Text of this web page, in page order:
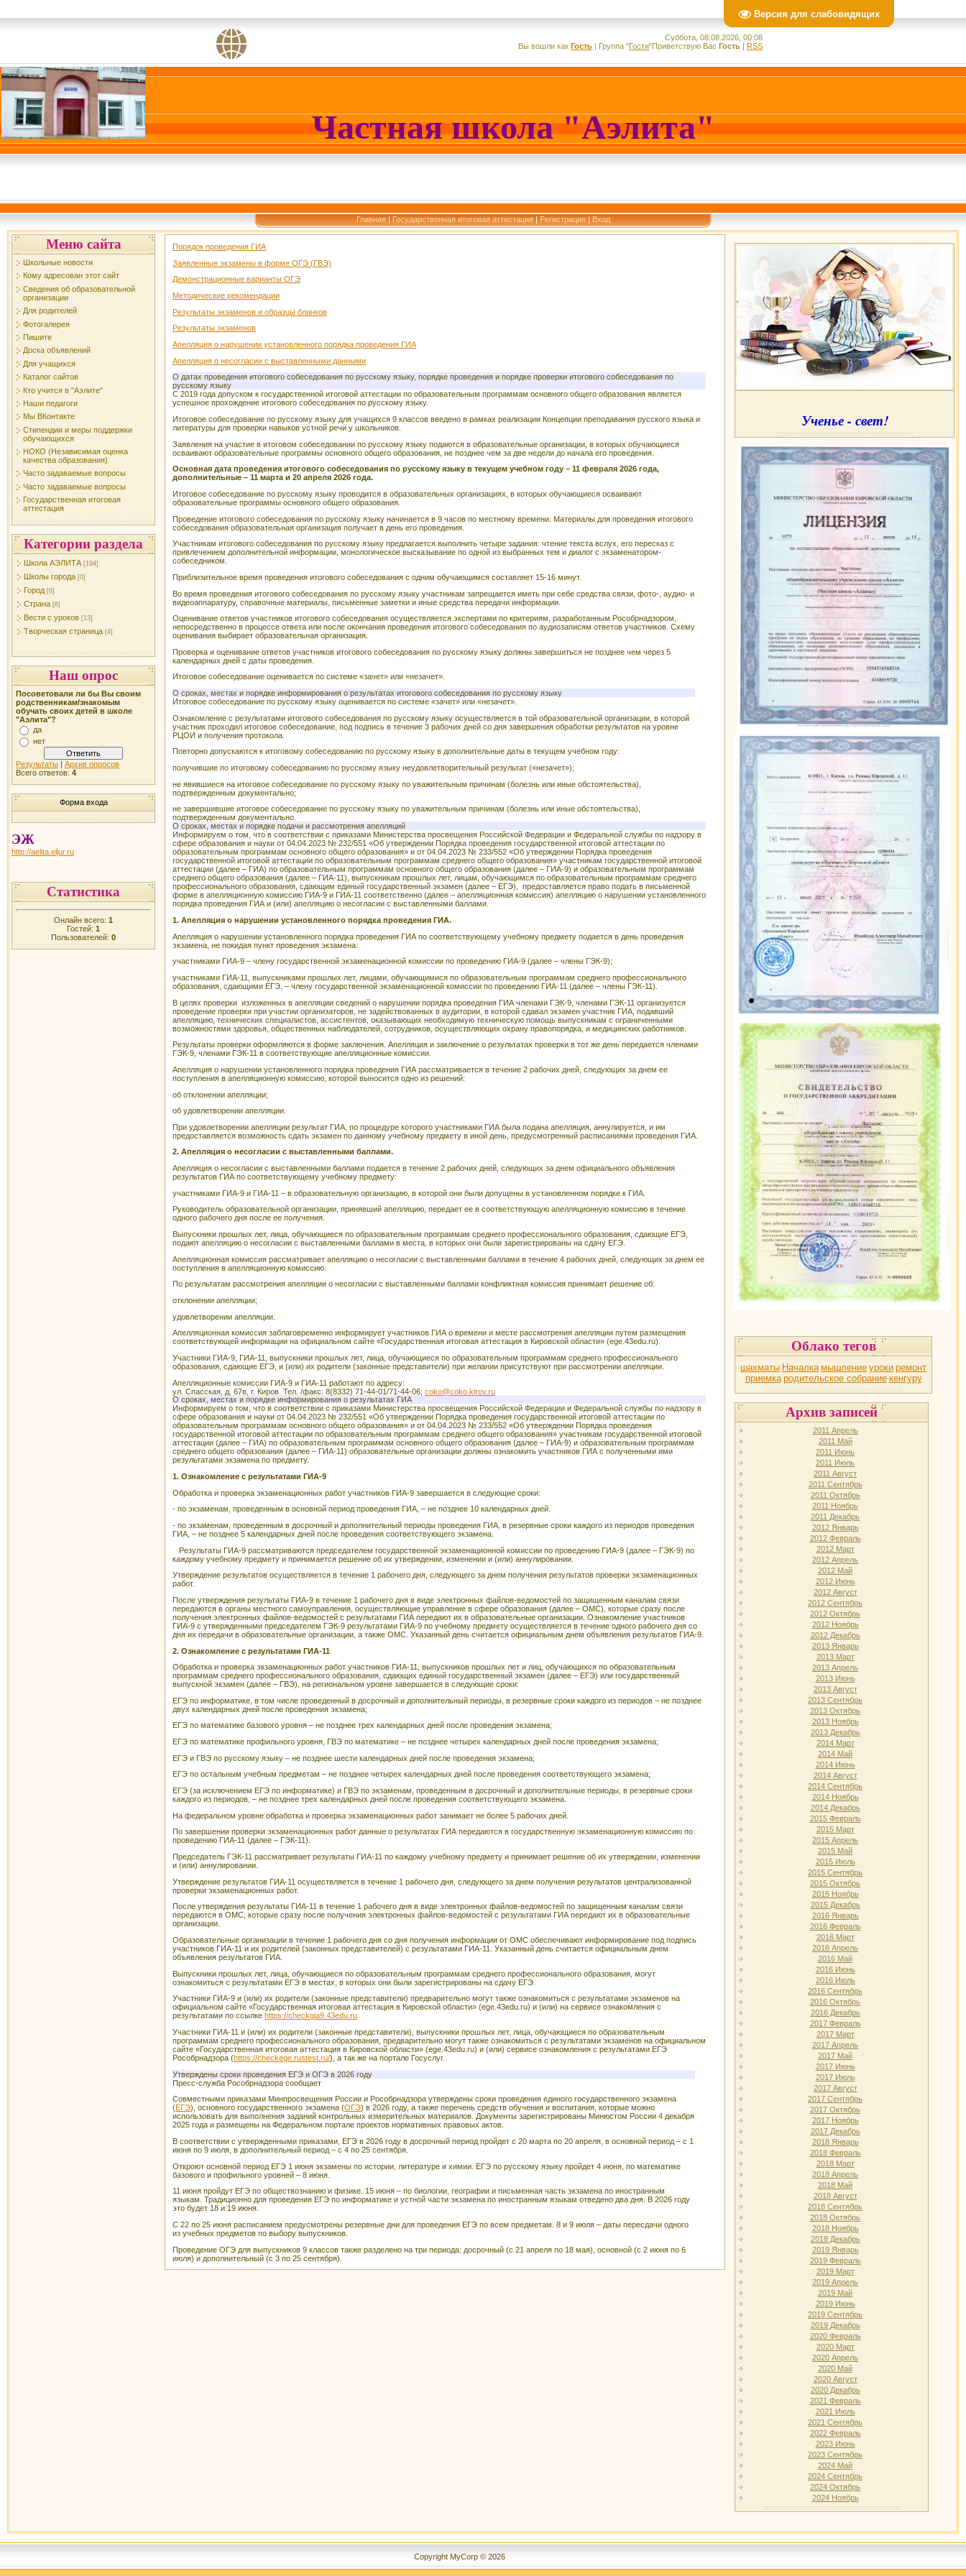
Версия для слабовидящих
Суббота, 08.08.2026, 00:08
Вы вошли как Гость | Группа "Гости"Приветствую Вас Гость | RSS
Частная школа "Аэлита"
Главная| Государственная итоговая аттестация| Регистрация| Вход
Меню сайта
Школьные новости
Кому адресован этот сайт
Сведения об образовательной
организации
Для родителей
Фотогалерея
Пишите
Доска объявлений
Для учащихся
Каталог сайтов
Кто учится в "Аэлите"
Наши педагоги
Мы ВКонтакте
Стипендии и меры поддержки
обучающихся
НОКО (Независимая оценка
качества образования)
Часто задаваемые вопросы
Часто задаваемые вопросы
Государственная итоговая
аттестация
Категории раздела
Школа АЭЛИТА [194]
Школы города [0]
Город [6]
Страна [8]
Вести с уроков [13]
Творческая страница [4]
Наш опрос
Посоветовали ли бы Вы своим
родственникам/знакомым
обучать своих детей в школе
"Аэлита"?
да
нет
Результаты | Архив опросов
Всего ответов: 4
Форма входа
ЭЖ
http://aelita.eljur.ru
Статистика
Онлайн всего: 1
Гостей: 1
Пользователей: 0
Порядок проведения ГИА
Заявленные экзамены в форме ОГЭ (ГВЭ)
Демонстрационные варианты ОГЭ
Методические рекомендации
Результаты экзаменов и образцы бланков
Результаты экзаменов
Апелляция о нарушении установленного порядка проведения ГИА
Апелляция о несогласии с выставленными данными
О датах проведения итогового собеседования по русскому языку, порядке проведения и порядке проверки итогового собеседования по
русскому языку
С 2019 года допуском к государственной итоговой аттестации по образовательным программам основного общего образования является
успешное прохождение итогового собеседования по русскому языку.
Итоговое собеседование по русскому языку для учащихся 9 классов введено в рамках реализации Концепции преподавания русского языка и
литературы для проверки навыков устной речи у школьников.
Заявления на участие в итоговом собеседовании по русскому языку подаются в образовательные организации, в которых обучающиеся
осваивают образовательные программы основного общего образования, не позднее чем за две недели до начала его проведения.
Основная дата проведения итогового собеседования по русскому языку в текущем учебном году – 11 февраля 2026 года,
дополнительные – 11 марта и 20 апреля 2026 года.
Итоговое собеседование по русскому языку проводится в образовательных организациях, в которых обучающиеся осваивают
образовательные программы основного общего образования.
Проведение итогового собеседования по русскому языку начинается в 9 часов по местному времени. Материалы для проведения итогового
собеседования образовательная организация получает в день его проведения.
Участникам итогового собеседования по русскому языку предлагается выполнить четыре задания: чтение текста вслух, его пересказ с
привлечением дополнительной информации, монологическое высказывание по одной из выбранных тем и диалог с экзаменатором-
собеседником.
Приблизительное время проведения итогового собеседования с одним обучающимся составляет 15-16 минут.
Во время проведения итогового собеседования по русскому языку участникам запрещается иметь при себе средства связи, фото-, аудио- и
видеоаппаратуру, справочные материалы, письменные заметки и иные средства передачи информации.
Оценивание ответов участников итогового собеседования осуществляется экспертами по критериям, разработанным Рособрнадзором,
непосредственно в процессе ответа или после окончания проведения итогового собеседования по аудиозаписям ответов участников. Схему
оценивания выбирает образовательная организация.
Проверка и оценивание ответов участников итогового собеседования по русскому языку должны завершиться не позднее чем через 5
календарных дней с даты проведения.
Итоговое собеседование оценивается по системе «зачет» или «незачет».
О сроках, местах и порядке информирования о результатах итогового собеседования по русскому языку
Итоговое собеседование по русскому языку оценивается по системе «зачет» или «незачет».
Ознакомление с результатами итогового собеседования по русскому языку осуществляется в той образовательной организации, в которой
участник проходил итоговое собеседование, под подпись в течение 3 рабочих дней со дня завершения обработки результатов на уровне
РЦОИ и получения протокола.
Повторно допускаются к итоговому собеседованию по русскому языку в дополнительные даты в текущем учебном году:
получившие по итоговому собеседованию по русскому языку неудовлетворительный результат («незачет»);
не явившиеся на итоговое собеседование по русскому языку по уважительным причинам (болезнь или иные обстоятельства),
подтвержденным документально;
не завершившие итоговое собеседование по русскому языку по уважительным причинам (болезнь или иные обстоятельства),
подтвержденным документально.
О сроках, местах и порядке подачи и рассмотрения апелляций
Информируем о том, что в соответствии с приказами Министерства просвещения Российской Федерации и Федеральной службы по надзору в
сфере образования и науки от 04.04.2023 № 232/551 «Об утверждении Порядка проведения государственной итоговой аттестации по
образовательным программам основного общего образования» и от 04.04.2023 № 233/552 «Об утверждении Порядка проведения
государственной итоговой аттестации по образовательным программам среднего общего образования» участникам государственной итоговой
аттестации (далее – ГИА) по образовательным программам основного общего образования (далее – ГИА-9) и образовательным программам
среднего общего образования (далее – ГИА-11), выпускникам прошлых лет, лицам, обучающимся по образовательным программам среднего
профессионального образования, сдающим единый государственный экзамен (далее – ЕГЭ), предоставляется право подать в письменной
форме в апелляционную комиссию ГИА-9 и ГИА-11 соответственно (далее – апелляционная комиссия) апелляцию о нарушении установленного
порядка проведения ГИА и (или) апелляцию о несогласии с выставленными баллами.
1. Апелляция о нарушении установленного порядка проведения ГИА.
Апелляция о нарушении установленного порядка проведения ГИА по соответствующему учебному предмету подается в день проведения
экзамена, не покидая пункт проведения экзамена:
участниками ГИА-9 – члену государственной экзаменационной комиссии по проведению ГИА-9 (далее – члены ГЭК-9);
участниками ГИА-11, выпускниками прошлых лет, лицами, обучающимися по образовательным программам среднего профессионального
образования, сдающими ЕГЭ, – члену государственной экзаменационной комиссии по проведению ГИА-11 (далее – члены ГЭК-11).
В целях проверки изложенных в апелляции сведений о нарушении порядка проведения ГИА членами ГЭК-9, членами ГЭК-11 организуется
проведение проверки при участии организаторов, не задействованных в аудитории, в которой сдавал экзамен участник ГИА, подавший
апелляцию, технических специалистов, ассистентов, оказывающих необходимую техническую помощь выпускникам с ограниченными
возможностями здоровья, общественных наблюдателей, сотрудников, осуществляющих охрану правопорядка, и медицинских работников.
Результаты проверки оформляются в форме заключения. Апелляция и заключение о результатах проверки в тот же день передается членами
ГЭК-9, членами ГЭК-11 в соответствующие апелляционные комиссии.
Апелляция о нарушении установленного порядка проведения ГИА рассматривается в течение 2 рабочих дней, следующих за днем ее
поступления в апелляционную комиссию, которой выносится одно из решений:
об отклонении апелляции;
об удовлетворении апелляции.
При удовлетворении апелляции результат ГИА, по процедуре которого участниками ГИА была подана апелляция, аннулируется, и им
предоставляется возможность сдать экзамен по данному учебному предмету в иной день, предусмотренный расписаниями проведения ГИА.
2. Апелляция о несогласии с выставленными баллами.
Апелляция о несогласии с выставленными баллами подается в течение 2 рабочих дней, следующих за днем официального объявления
результатов ГИА по соответствующему учебному предмету:
участниками ГИА-9 и ГИА-11 – в образовательную организацию, в которой они были допущены в установленном порядке к ГИА.
Руководитель образовательной организации, принявший апелляцию, передает ее в соответствующую апелляционную комиссию в течение
одного рабочего дня после ее получения.
Выпускники прошлых лет, лица, обучающиеся по образовательным программам среднего профессионального образования, сдающие ЕГЭ,
подают апелляцию о несогласии с выставленными баллами в места, в которых они были зарегистрированы на сдачу ЕГЭ.
Апелляционная комиссия рассматривает апелляцию о несогласии с выставленными баллами в течение 4 рабочих дней, следующих за днем ее
поступления в апелляционную комиссию.
По результатам рассмотрения апелляции о несогласии с выставленными баллами конфликтная комиссия принимает решение об:
отклонении апелляции;
удовлетворении апелляции.
Апелляционная комиссия заблаговременно информирует участников ГИА о времени и месте рассмотрения апелляции путем размещения
соответствующей информации на официальном сайте «Государственная итоговая аттестация в Кировской области» (ege.43edu.ru).
Участники ГИА-9, ГИА-11, выпускники прошлых лет, лица, обучающиеся по образовательным программам среднего профессионального
образования, сдающие ЕГЭ, и (или) их родители (законные представители) при желании присутствуют при рассмотрении апелляции.
Апелляционные комиссии ГИА-9 и ГИА-11 работают по адресу:
ул. Спасская, д. 67в, г. Киров. Тел. /факс: 8(8332) 71-44-01/71-44-06; coko@coko.kirov.ru
О сроках, местах и порядке информирования о результатах ГИА
Информируем о том, что в соответствии с приказами Министерства просвещения Российской Федерации и Федеральной службы по надзору в
сфере образования и науки от 04.04.2023 № 232/551 «Об утверждении Порядка проведения государственной итоговой аттестации по
образовательным программам основного общего образования» и от 04.04.2023 № 233/552 «Об утверждении Порядка проведения
государственной итоговой аттестации по образовательным программам среднего общего образования» участникам государственной итоговой
аттестации (далее – ГИА) по образовательным программам основного общего образования (далее – ГИА-9) и образовательным программам
среднего общего образования (далее – ГИА-11) образовательные организации должны ознакомить участников ГИА с полученными ими
результатами экзамена по предмету.
1. Ознакомление с результатами ГИА-9
Обработка и проверка экзаменационных работ участников ГИА-9 завершается в следующие сроки:
- по экзаменам, проведенным в основной период проведения ГИА, – не позднее 10 календарных дней.
- по экзаменам, проведенным в досрочный и дополнительный периоды проведения ГИА, в резервные сроки каждого из периодов проведения
ГИА, – не позднее 5 календарных дней после проведения соответствующего экзамена.
Результаты ГИА-9 рассматриваются председателем государственной экзаменационной комиссии по проведению ГИА-9 (далее – ГЭК-9) по
каждому учебному предмету и принимается решение об их утверждении, изменении и (или) аннулировании.
Утверждение результатов осуществляется в течение 1 рабочего дня, следующего за днем получения результатов проверки экзаменационных
работ.
После утверждения результаты ГИА-9 в течение 1 рабочего дня в виде электронных файлов-ведомостей по защищенным каналам связи
передаются в органы местного самоуправления, осуществляющие управление в сфере образования (далее – ОМС), которые сразу после
получения электронных файлов-ведомостей с результатами ГИА передают их в образовательные организации. Ознакомление участников
ГИА-9 с утвержденными председателем ГЭК-9 результатами ГИА-9 по учебному предмету осуществляется в течение одного рабочего дня со
дня их передачи в образовательные организации, а также ОМС. Указанный день считается официальным днем объявления результатов ГИА-9.
2. Ознакомление с результатами ГИА-11
Обработка и проверка экзаменационных работ участников ГИА-11, выпускников прошлых лет и лиц, обучающихся по образовательным
программам среднего профессионального образования, сдающих единый государственный экзамен (далее – ЕГЭ) или государственный
выпускной экзамен (далее – ГВЭ), на региональном уровне завершается в следующие сроки:
ЕГЭ по информатике, в том числе проведенный в досрочный и дополнительный периоды, в резервные сроки каждого из периодов – не позднее
двух календарных дней после проведения экзамена;
ЕГЭ по математике базового уровня – не позднее трех календарных дней после проведения экзамена;
ЕГЭ по математике профильного уровня, ГВЭ по математике – не позднее четырех календарных дней после проведения экзамена;
ЕГЭ и ГВЭ по русскому языку – не позднее шести календарных дней после проведения экзамена;
ЕГЭ по остальным учебным предметам – не позднее четырех календарных дней после проведения соответствующего экзамена;
ЕГЭ (за исключением ЕГЭ по информатике) и ГВЭ по экзаменам, проведенным в досрочный и дополнительные периоды, в резервные сроки
каждого из периодов, – не позднее трех календарных дней после проведения соответствующего экзамена.
На федеральном уровне обработка и проверка экзаменационных работ занимает не более 5 рабочих дней.
По завершении проверки экзаменационных работ данные о результатах ГИА передаются в государственную экзаменационную комиссию по
проведению ГИА-11 (далее – ГЭК-11).
Председатель ГЭК-11 рассматривает результаты ГИА-11 по каждому учебному предмету и принимает решение об их утверждении, изменении
и (или) аннулировании.
Утверждение результатов ГИА-11 осуществляется в течение 1 рабочего дня, следующего за днем получения результатов централизованной
проверки экзаменационных работ.
После утверждения результаты ГИА-11 в течение 1 рабочего дня в виде электронных файлов-ведомостей по защищенным каналам связи
передаются в ОМС, которые сразу после получения электронных файлов-ведомостей с результатами ГИА передают их в образовательные
организации.
Образовательные организации в течение 1 рабочего дня со дня получения информации от ОМС обеспечивают информирование под подпись
участников ГИА-11 и их родителей (законных представителей) с результатами ГИА-11. Указанный день считается официальным днем
объявления результатов ГИА.
Выпускники прошлых лет, лица, обучающиеся по образовательным программам среднего профессионального образования, могут
ознакомиться с результатами ЕГЭ в местах, в которых они были зарегистрированы на сдачу ЕГЭ.
Участники ГИА-9 и (или) их родители (законные представители) предварительно могут также ознакомиться с результатами экзаменов на
официальном сайте «Государственная итоговая аттестация в Кировской области» (ege.43edu.ru) и (или) на сервисе ознакомления с
результатами по ссылке https://checkgia9.43edu.ru
Участники ГИА-11 и (или) их родители (законные представители), выпускники прошлых лет, лица, обучающиеся по образовательным
программам среднего профессионального образования, предварительно могут также ознакомиться с результатами экзаменов на официальном
сайте «Государственная итоговая аттестация в Кировской области» (ege.43edu.ru) и (или) сервисе ознакомления с результатами ЕГЭ
Рособрнадзора (https://checkege.rustest.ru/), а так же на портале Госуслуг.
Утверждены сроки проведения ЕГЭ и ОГЭ в 2026 году
Пресс-служба Рособрнадзора сообщает
Совместными приказами Минпросвещения России и Рособрнадзора утверждены сроки проведения единого государственного экзамена
(ЕГЭ), основного государственного экзамена (ОГЭ) в 2026 году, а также перечень средств обучения и воспитания, которые можно
использовать для выполнения заданий контрольных измерительных материалов. Документы зарегистрированы Минюстом России 4 декабря
2025 года и размещены на Федеральном портале проектов нормативных правовых актов.
В соответствии с утвержденными приказами, ЕГЭ в 2026 году в досрочный период пройдет с 20 марта по 20 апреля, в основной период – с 1
июня по 9 июля, в дополнительный период – с 4 по 25 сентября.
Откроют основной период ЕГЭ 1 июня экзамены по истории, литературе и химии. ЕГЭ по русскому языку пройдет 4 июня, по математике
базового и профильного уровней – 8 июня.
11 июня пройдут ЕГЭ по обществознанию и физике. 15 июня – по биологии, географии и письменная часть экзамена по иностранным
языкам. Традиционно для проведения ЕГЭ по информатике и устной части экзамена по иностранным языкам отведено два дня. В 2026 году
это будет 18 и 19 июня.
С 22 по 25 июня расписанием предусмотрены резервные дни для проведения ЕГЭ по всем предметам. 8 и 9 июля – даты пересдачи одного
из учебных предметов по выбору выпускников.
Проведение ОГЭ для выпускников 9 классов также разделено на три периода: досрочный (с 21 апреля по 18 мая), основной (с 2 июня по 6
июля) и дополнительный (с 3 по 25 сентября).
Ученье - свет!
Облако тегов
шахматы Началка мышление уроки ремонт
приемка родительское собрание кенгуру
Архив записей
2011 Апрель
2011 Май
2011 Июнь
2011 Июль
2011 Август
2011 Сентябрь
2011 Октябрь
2011 Ноябрь
2011 Декабрь
2012 Январь
2012 Февраль
2012 Март
2012 Апрель
2012 Май
2012 Июнь
2012 Август
2012 Сентябрь
2012 Октябрь
2012 Ноябрь
2012 Декабрь
2013 Январь
2013 Март
2013 Апрель
2013 Июнь
2013 Август
2013 Сентябрь
2013 Октябрь
2013 Ноябрь
2013 Декабрь
2014 Март
2014 Май
2014 Июнь
2014 Август
2014 Сентябрь
2014 Ноябрь
2014 Декабрь
2015 Февраль
2015 Март
2015 Апрель
2015 Май
2015 Июль
2015 Сентябрь
2015 Октябрь
2015 Ноябрь
2015 Декабрь
2016 Январь
2016 Февраль
2016 Март
2016 Апрель
2016 Май
2016 Июнь
2016 Июль
2016 Сентябрь
2016 Октябрь
2016 Декабрь
2017 Февраль
2017 Март
2017 Апрель
2017 Май
2017 Июнь
2017 Июль
2017 Август
2017 Сентябрь
2017 Октябрь
2017 Ноябрь
2017 Декабрь
2018 Январь
2018 Февраль
2018 Март
2018 Апрель
2018 Май
2018 Август
2018 Сентябрь
2018 Октябрь
2018 Ноябрь
2018 Декабрь
2019 Январь
2019 Февраль
2019 Март
2019 Апрель
2019 Май
2019 Июнь
2019 Сентябрь
2019 Декабрь
2020 Февраль
2020 Март
2020 Апрель
2020 Май
2020 Август
2020 Декабрь
2021 Февраль
2021 Июль
2021 Сентябрь
2022 Февраль
2023 Июнь
2023 Сентябрь
2024 Май
2024 Сентябрь
2024 Октябрь
2024 Ноябрь
Copyright MyCorp © 2026